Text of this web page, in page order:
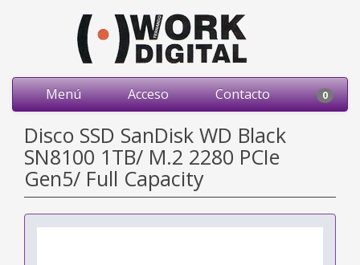
Menú Acceso Contacto 0
Disco SSD SanDisk WD Black
SN8100 1TB/ M.2 2280 PCIe
Gen5/ Full Capacity